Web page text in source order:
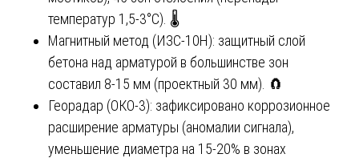
температур 1,5-3°С). 🌡️
Магнитный метод (ИЗС-10Н): защитный слой
бетона над арматурой в большинстве зон
составил 8-15 мм (проектный 30 мм). 🧲
Георадар (ОКО-3): зафиксировано коррозионное
расширение арматуры (аномалии сигнала),
уменьшение диаметра на 15-20% в зонах